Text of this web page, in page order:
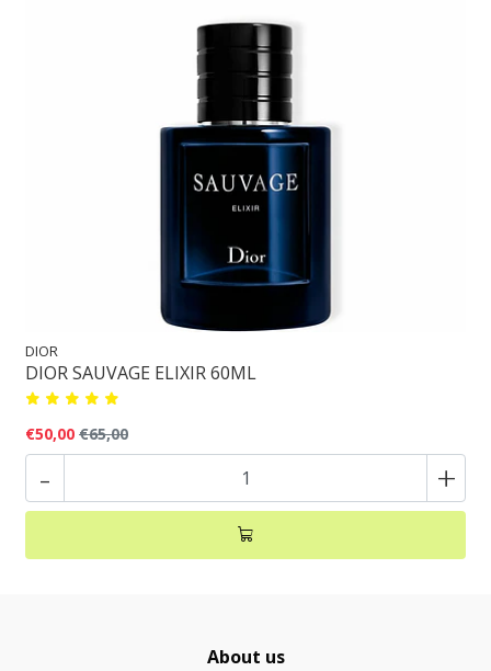
DIOR
DIOR SAUVAGE ELIXIR 60ML
€50,00 €65,00
- +
About us